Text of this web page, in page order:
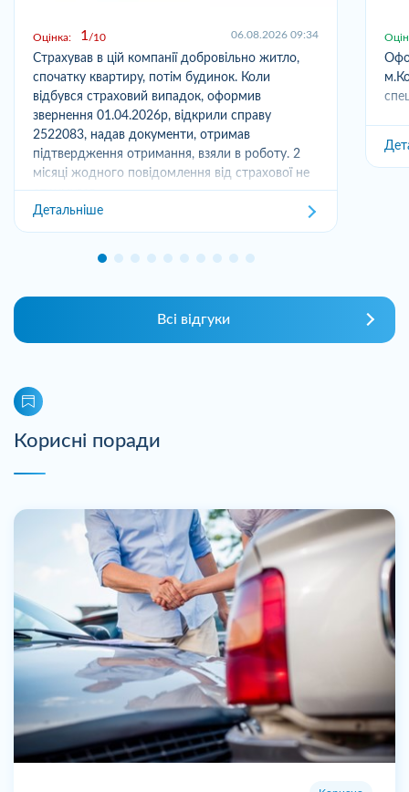
Оцінка: 1 10 06.08.2026 09:34
Страхував в цій компанії добровільно житло,
спочатку квартиру, потім будинок. Коли
відбувся страховий випадок, оформив
звернення 01.04.2026р, відкрили справу
2522083, надав документи, отримав
підтвердження отримання, взяли в роботу. 2
місяці жодного повідомлення від страхової не
отримував,...
Детальніше
Всі відгуки
Корисні поради